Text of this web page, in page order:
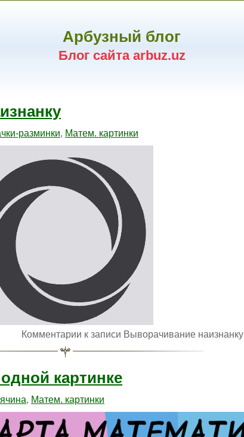
Арбузный блог
Блог сайта arbuz.uz
разминки, Матем. картинки
Комментарии к записи Выворачивание наизнанку
картинке
, Матем. картинки